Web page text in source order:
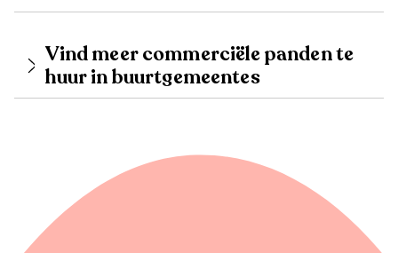
Vind meer commerciële panden te
huur in buurtgemeentes